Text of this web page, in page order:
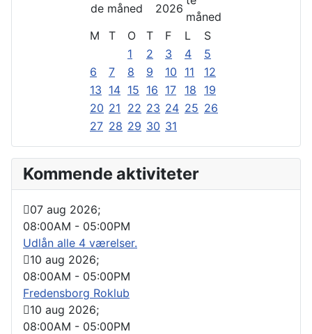
2026
M
T O T F L
S
1
2 3 4
5
6
7 8 9 10 11
12
13 14 15 16 17 18
19
20 21 22 23 24 25 26
27 28 29 30 31
Kommende aktiviteter
07 aug 2026;
08:00AM - 05:00PM
Udlån alle 4 værelser.
10 aug 2026;
08:00AM - 05:00PM
Fredensborg Roklub
10 aug 2026;
08:00AM - 05:00PM